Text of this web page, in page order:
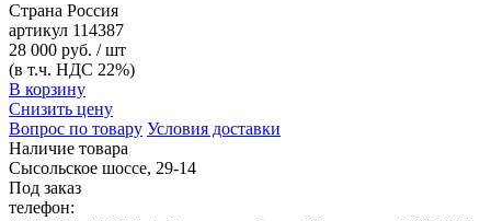
Страна Россия
артикул 114387
28 000 руб. / шт
(в т.ч. НДС 22%)
В корзину
Снизить цену
Вопрос по товару Условия доставки
Наличие товара
Сысольское шоссе, 29-14
Под заказ
телефон: